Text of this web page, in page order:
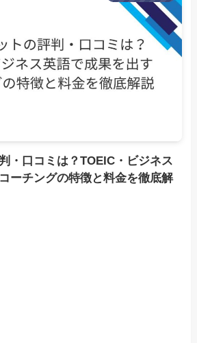
・口コミは？TOEIC・ビジネス
ーチングの特徴と料金を徹底解